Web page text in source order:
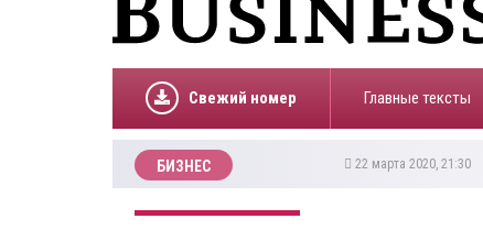
Свежий номер Главные тексты
БИЗНЕС 22 марта 2020, 21:30